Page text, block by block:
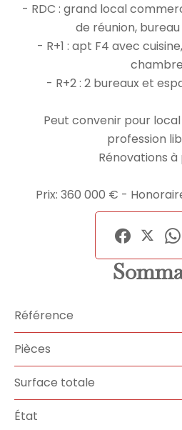
- RDC : grand local
de réunion,
- R+1 : apt F4 avec
- R+2 : 2 bureaux et
Peut convenir pour
profession
Rénovations
Prix: 360 000 € -
Référence
Pièces
Surface totale
État